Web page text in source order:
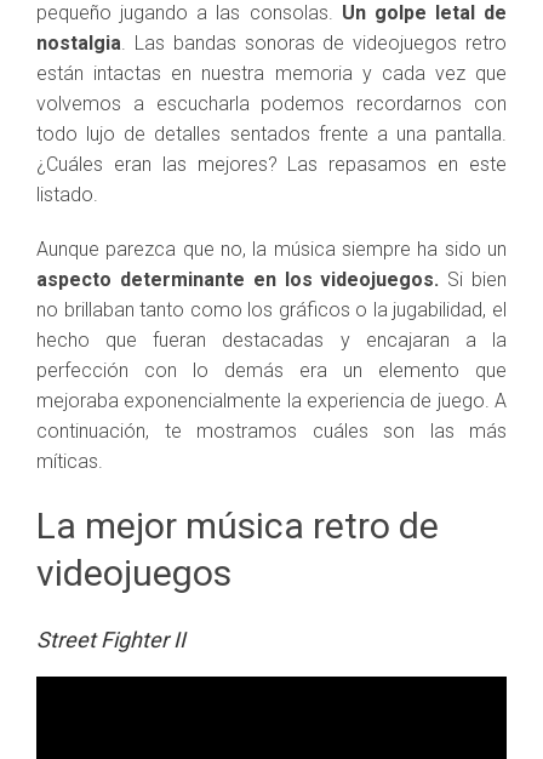
pequeño jugando a las consolas. Un golpe letal de
nostalgia. Las bandas sonoras de videojuegos retro
están intactas en nuestra memoria y cada vez que
volvemos a escucharla podemos recordarnos con
todo lujo de detalles sentados frente a una pantalla.
¿Cuáles eran las mejores? Las repasamos en este
listado.
Aunque parezca que no, la música siempre ha sido un
aspecto determinante en los videojuegos. Si bien
no brillaban tanto como los gráficos o la jugabilidad, el
hecho que fueran destacadas y encajaran a la
perfección con lo demás era un elemento que
mejoraba exponencialmente la experiencia de juego. A
continuación, te mostramos cuáles son las más
míticas.
La mejor música retro de
videojuegos
Street Fighter II